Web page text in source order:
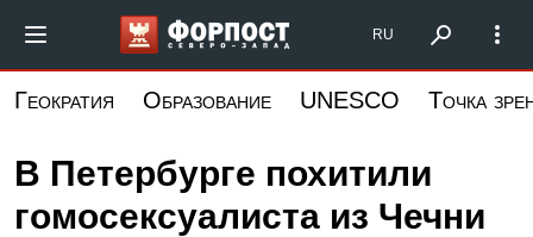
основному
Форпост Северо-Запад
RU
Геократия Образование UNESCO Точка
В Петербурге похитили
гомосексуалиста из Чечни